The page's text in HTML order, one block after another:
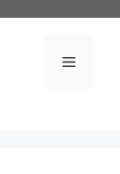
Menu